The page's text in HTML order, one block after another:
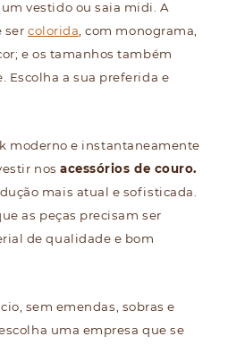
vestido ou saia midi. A
ser colorida, com monograma,
e os tamanhos também
Escolha a sua preferida e
moderno e instantaneamente
nosacessórios de couro.
mais atual e sofisticada.
as peças precisam ser
de qualidade e bom
sem emendas, sobras e
uma empresa que se